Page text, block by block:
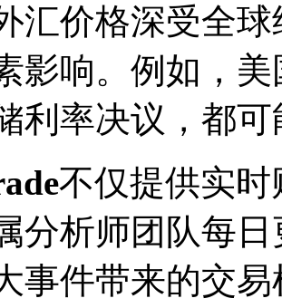
汇价格深受全
影响。例如，
利率决议，都
不仅提供实
分析师团队每
事件带来的交